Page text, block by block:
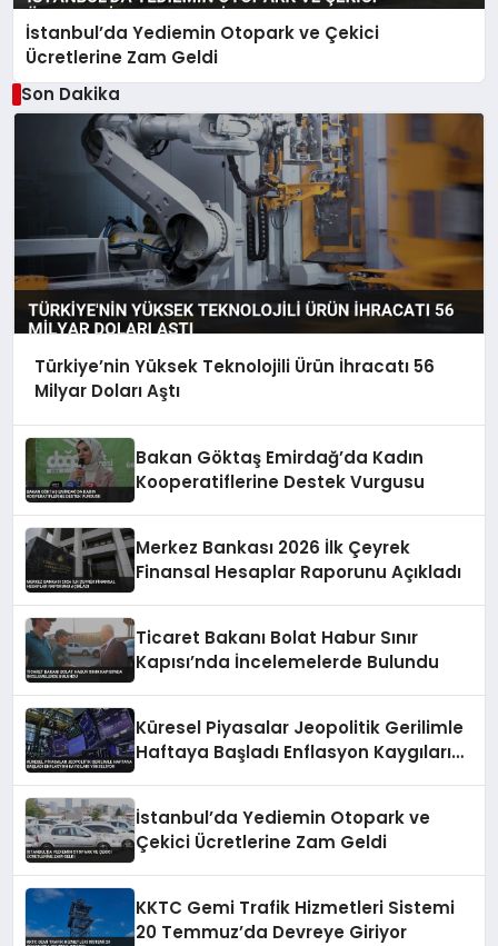
İstanbul’da Yediemin Otopark ve Çekici
Ücretlerine Zam Geldi
Son Dakika
Türkiye’nin Yüksek Teknolojili Ürün İhracatı 56
Milyar Doları Aştı
Bakan Göktaş Emirdağ’da Kadın
Kooperatiflerine Destek Vurgusu
Merkez Bankası 2026 İlk Çeyrek
Finansal Hesaplar Raporunu Açıkladı
Ticaret Bakanı Bolat Habur Sınır
Kapısı’nda İncelemelerde Bulundu
Küresel Piyasalar Jeopolitik Gerilimle
Haftaya Başladı Enflasyon Kaygıları
İstanbul’da Yediemin Otopark ve
Çekici Ücretlerine Zam Geldi
KKTC Gemi Trafik Hizmetleri Sistemi
20 Temmuz’da Devreye Giriyor